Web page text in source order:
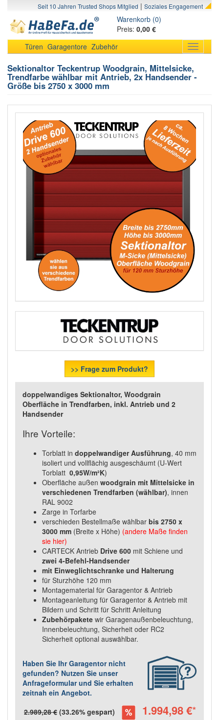
Seit 10 Jahren Trusted Shops Mitglied | Soziales Engagement
Warenkorb (0)
Preis: 0,00 €
Toggle
Türen Garagentore Zubehör
Sektionaltor Teckentrup Woodgrain, Mittelsicke,
Trendfarbe wählbar mit Antrieb, 2x Handsender -
Größe bis 2750 x 3000 mm
>> Frage zum Produkt?
doppelwandiges Sektionaltor, Woodgrain
Oberfläche in Trendfarben, inkl. Antrieb und 2
Handsender
Ihre Vorteile:
Torblatt in doppelwandiger Ausführung, 40 mm
isoliert und vollflächig ausgeschäumt (U-Wert
Torblatt 0,95W/m²K)
Oberfläche außen woodgrain mit Mittelsicke in
verschiedenen Trendfarben (wählbar), innen
RAL 9002
Zarge in Torfarbe
verschieden Bestellmaße wählbar bis 2750 x
3000 mm (Breite x Höhe) (andere Maße finden
sie hier)
CARTECK Antrieb Drive 600 mit Schiene und
zwei 4-Befehl-Handsender
mit Einweglichtschranke und Halterung
für Sturzhöhe 120 mm
Montagematerial für Garagentor & Antrieb
Montageanleitung für Garagentor & Antrieb mit
Bildern und Schritt für Schritt Anleitung
Zubehörpakete wir Garagenaußenbeleuchtung,
Innenbeleuchtung, Sicherheit oder RC2
Sicherheit optional auswählbar.
Haben Sie Ihr Garagentor nicht
gefunden? Nutzen Sie unser
Anfrageformular und Sie erhalten
zeitnah ein Angebot.
2.989,28 € (33.26% gespart) 1.994,98 €*